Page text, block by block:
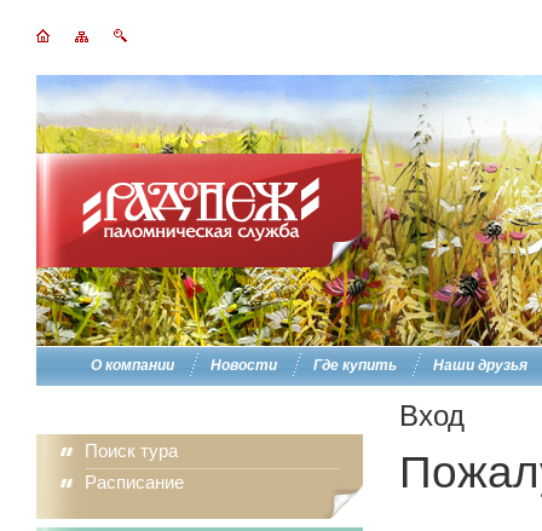
О компании Новости Где купить Наши друзья
Поиск тура
Расписание
Вход